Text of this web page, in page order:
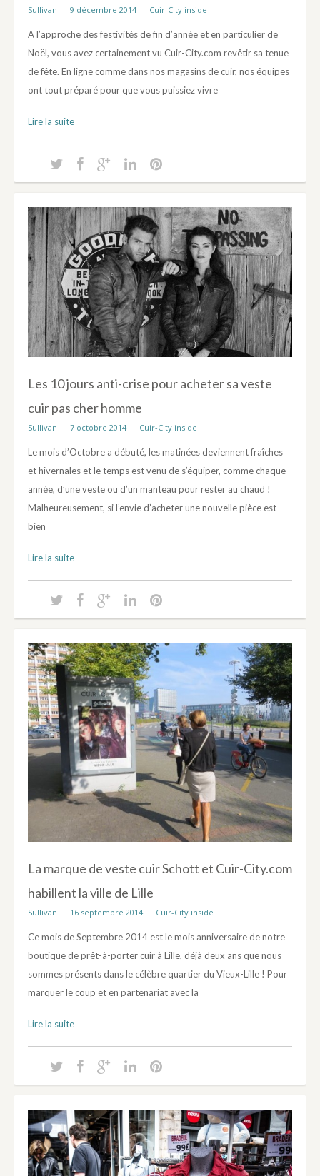
Sullivan 9 décembre 2014 Cuir-City inside
A l’approche des festivités de fin d’année et en particulier de
Noël, vous avez certainement vu Cuir-City.com revêtir sa tenue
de fête. En ligne comme dans nos magasins de cuir, nos équipes
ont tout préparé pour que vous puissiez vivre
Lire la suite
Les 10 jours anti-crise pour acheter sa veste
cuir pas cher homme
Sullivan 7 octobre 2014 Cuir-City inside
Le mois d’Octobre a débuté, les matinées deviennent fraîches
et hivernales et le temps est venu de s’équiper, comme chaque
année, d’une veste ou d’un manteau pour rester au chaud !
Malheureusement, si l’envie d’acheter une nouvelle pièce est
bien
Lire la suite
La marque de veste cuir Schott et Cuir-City.com
habillent la ville de Lille
Sullivan 16 septembre 2014 Cuir-City inside
Ce mois de Septembre 2014 est le mois anniversaire de notre
boutique de prêt-à-porter cuir à Lille, déjà deux ans que nous
sommes présents dans le célèbre quartier du Vieux-Lille ! Pour
marquer le coup et en partenariat avec la
Lire la suite